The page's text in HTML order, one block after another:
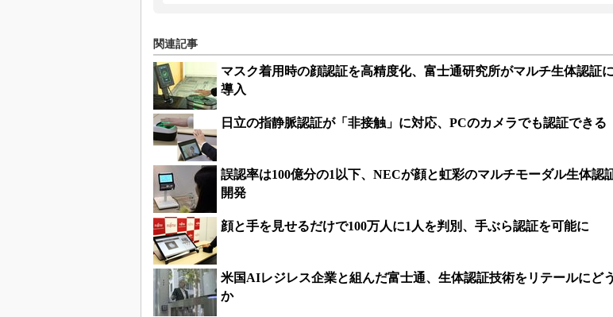
関連記事
マスク着用時の顔認証を高精度化、富士通研究所がマルチ生体認証
導入
日立の指静脈認証が「非接触」に対応、PCのカメラでも認証できる
誤認率は100億分の1以下、NECが顔と虹彩のマルチモーダル生体認
開発
顔と手を見せるだけで100万人に1人を判別、手ぶら認証を可能に
米国AIレジレス企業と組んだ富士通、生体認証技術をリテールにど
か